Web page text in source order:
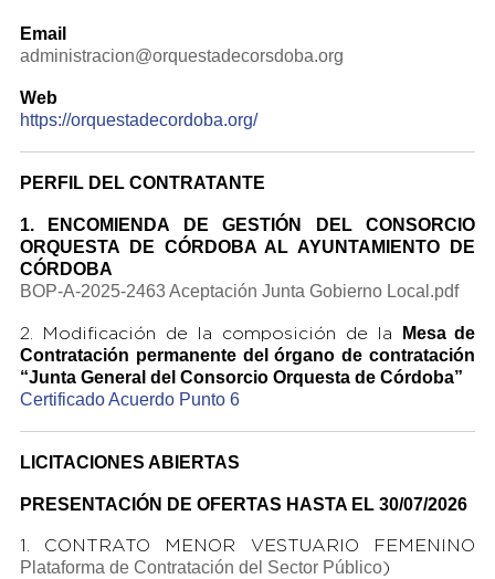
Email
administracion@orquestadecorsdoba.org
Web
https://orquestadecordoba.org/
PERFIL DEL CONTRATANTE
1. ENCOMIENDA DE GESTIÓN DEL CONSORCIO
ORQUESTA DE CÓRDOBA AL AYUNTAMIENTO DE
CÓRDOBA
BOP-A-2025-2463 Aceptación Junta Gobierno Local.pdf
2. Modificación de la composición de la
Mesa de
Contratación permanente del órganode contratación
“Junta General del Consorcio Orquesta de Córdoba”
Certificado Acuerdo Punto 6
LICITACIONES ABIERTAS
PRESENTACIÓN DE OFERTAS HASTA EL 30/07/2026
1. CONTRATO MENOR VESTUARIO FEMENINO
Plataforma de Contratación del Sector Público)